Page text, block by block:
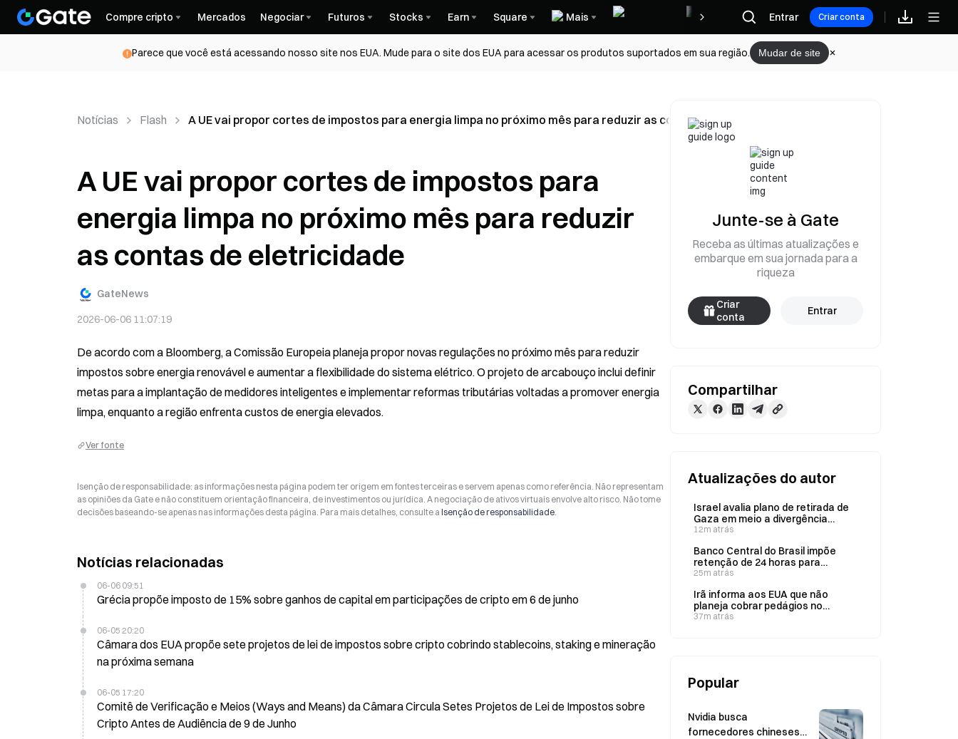
Compre cripto Mercados Negociar Futuros Stocks Earn Square Mais Recompensas
Entrar Criar conta
Parece que você está acessando nosso site nos EUA. Mude para o site dos EUA para acessar os produtos suportados em sua região. Mudar de site
Notícias Flash A UE vai propor cortes de impostos para energia limpa no próximo mês para reduzir as contas de eletricidade
A UE vai propor cortes de impostos para
energia limpa no próximo mês para reduzir
as contas de eletricidade
GateNews
2026-06-06 11:07:19
De acordo com a Bloomberg, a Comissão Europeia planeja propor novas regulações no próximo mês para reduzir
impostos sobre energia renovável e aumentar a flexibilidade do sistema elétrico. O projeto de arcabouço inclui definir
metas para a implantação de medidores inteligentes e implementar reformas tributárias voltadas a promover energia
limpa, enquanto a região enfrenta custos de energia elevados.
Ver fonte
Isenção de responsabilidade: as informações nesta página podem ter origem em fontes terceiras e servem apenas como referência. Não representam
as opiniões da Gate e não constituem orientação financeira, de investimentos ou jurídica. A negociação de ativos virtuais envolve alto risco. Não tome
decisões baseando-se apenas nas informações desta página. Para mais detalhes, consulte a Isenção de responsabilidade.
Notícias relacionadas
06-06 09:51
Grécia propõe imposto de 15% sobre ganhos de capital em participações de cripto em 6 de junho
06-05 20:20
Câmara dos EUA propõe sete projetos de lei de impostos sobre cripto cobrindo stablecoins, staking e mineração
na próxima semana
06-05 17:20
Comitê de Verificação e Meios (Ways and Means) da Câmara Circula Setes Projetos de Lei de Impostos sobre
Cripto Antes de Audiência de 9 de Junho
Junte-se à Gate
Receba as últimas atualizações e
embarque em sua jornada para a
riqueza
Criar
conta
Entrar
Compartilhar
Atualizações do autor
Israel avalia plano de retirada de
Gaza em meio a divergência
interna sobre a ordem de
12m atrás
Banco Central do Brasil impõe
retenção de 24 horas para
transferências de criptomoedas
25m atrás
Irã informa aos EUA que não
planeja cobrar pedágios no
Estreito de Ormuz, diz o vice-
37m atrás
Popular
Nvidia busca
fornecedores chineses